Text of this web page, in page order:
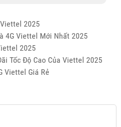
2025
4G Viettel Mới Nhất 2025
2025
Tốc Độ Cao Của Viettel 2025
Viettel Giá Rẻ